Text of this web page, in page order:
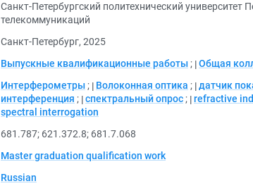
Санкт-Петербургский политехнический университет
телекоммуникаций
Санкт-Петербург, 2025
Выпускные квалификационные работы ; Общая
Интерферометры ; Волоконная оптика ; датчик
интерференция ; спектральный опрос ; refractive
spectral interrogation
681.787; 621.372.8; 681.7.068
Master graduation qualification work
Russian